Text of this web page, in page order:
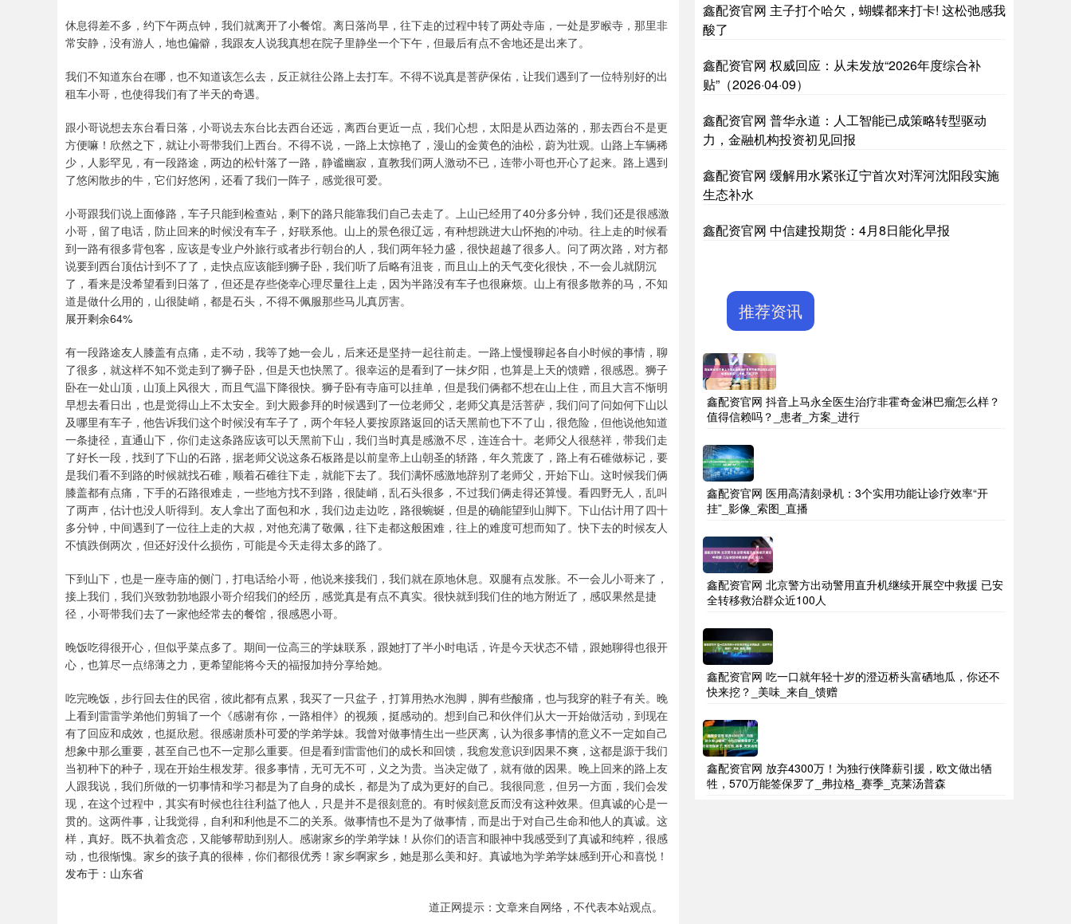
休息得差不多，约下午两点钟，我们就离开了小餐馆。离日落尚早，往下走的过程中转了两处寺庙，一处是罗睺寺，那里非
常安静，没有游人，地也偏僻，我跟友人说我真想在院子里静坐一个下午，但最后有点不舍地还是出来了。
我们不知道东台在哪，也不知道该怎么去，反正就往公路上去打车。不得不说真是菩萨保佑，让我们遇到了一位特别好的出
租车小哥，也使得我们有了半天的奇遇。
跟小哥说想去东台看日落，小哥说去东台比去西台还远，离西台更近一点，我们心想，太阳是从西边落的，那去西台不是更
方便嘛！欣然之下，就让小哥带我们上西台。不得不说，一路上太惊艳了，漫山的金黄色的油松，蔚为壮观。山路上车辆稀
少，人影罕见，有一段路途，两边的松针落了一路，静谧幽寂，直教我们两人激动不已，连带小哥也开心了起来。路上遇到
了悠闲散步的牛，它们好悠闲，还看了我们一阵子，感觉很可爱。
小哥跟我们说上面修路，车子只能到检查站，剩下的路只能靠我们自己去走了。上山已经用了40分多分钟，我们还是很感激
小哥，留了电话，防止回来的时候没有车子，好联系他。山上的景色很辽远，有种想跳进大山怀抱的冲动。往上走的时候看
到一路有很多背包客，应该是专业户外旅行或者步行朝台的人，我们两年轻力盛，很快超越了很多人。问了两次路，对方都
说要到西台顶估计到不了了，走快点应该能到狮子卧，我们听了后略有沮丧，而且山上的天气变化很快，不一会儿就阴沉
了，看来是没希望看到日落了，但还是存些侥幸心理尽量往上走，因为半路没有车子也很麻烦。山上有很多散养的马，不知
道是做什么用的，山很陡峭，都是石头，不得不佩服那些马儿真厉害。
展开剩余64%
有一段路途友人膝盖有点痛，走不动，我等了她一会儿，后来还是坚持一起往前走。一路上慢慢聊起各自小时候的事情，聊
了很多，就这样不知不觉走到了狮子卧，但是天也快黑了。很幸运的是看到了一抹夕阳，也算是上天的馈赠，很感恩。狮子
卧在一处山顶，山顶上风很大，而且气温下降很快。狮子卧有寺庙可以挂单，但是我们俩都不想在山上住，而且大言不惭明
早想去看日出，也是觉得山上不太安全。到大殿参拜的时候遇到了一位老师父，老师父真是活菩萨，我们问了问如何下山以
及哪里有车子，他告诉我们这个时候没有车子了，两个年轻人要按原路返回的话天黑前也下不了山，很危险，但他说他知道
一条捷径，直通山下，你们走这条路应该可以天黑前下山，我们当时真是感激不尽，连连合十。老师父人很慈祥，带我们走
了好长一段，找到了下山的石路，据老师父说这条石板路是以前皇帝上山朝圣的轿路，年久荒废了，路上有石碓做标记，要
是我们看不到路的时候就找石碓，顺着石碓往下走，就能下去了。我们满怀感激地辞别了老师父，开始下山。这时候我们俩
膝盖都有点痛，下手的石路很难走，一些地方找不到路，很陡峭，乱石头很多，不过我们俩走得还算慢。看四野无人，乱叫
了两声，估计也没人听得到。友人拿出了面包和水，我们边走边吃，路很蜿蜒，但是的确能望到山脚下。下山估计用了四十
多分钟，中间遇到了一位往上走的大叔，对他充满了敬佩，往下走都这般困难，往上的难度可想而知了。快下去的时候友人
不慎跌倒两次，但还好没什么损伤，可能是今天走得太多的路了。
下到山下，也是一座寺庙的侧门，打电话给小哥，他说来接我们，我们就在原地休息。双腿有点发胀。不一会儿小哥来了，
接上我们，我们兴致勃勃地跟小哥介绍我们的经历，感觉真是有点不真实。很快就到我们住的地方附近了，感叹果然是捷
径，小哥带我们去了一家他经常去的餐馆，很感恩小哥。
晚饭吃得很开心，但似乎菜点多了。期间一位高三的学妹联系，跟她打了半小时电话，许是今天状态不错，跟她聊得也很开
心，也算尽一点绵薄之力，更希望能将今天的福报加持分享给她。
吃完晚饭，步行回去住的民宿，彼此都有点累，我买了一只盆子，打算用热水泡脚，脚有些酸痛，也与我穿的鞋子有关。晚
上看到雷雷学弟他们剪辑了一个《感谢有你，一路相伴》的视频，挺感动的。想到自己和伙伴们从大一开始做活动，到现在
有了回应和成效，也挺欣慰。很感谢质朴可爱的学弟学妹。我曾对做事情生出一些厌离，认为很多事情的意义不一定如自己
想象中那么重要，甚至自己也不一定那么重要。但是看到雷雷他们的成长和回馈，我愈发意识到因果不爽，这都是源于我们
当初种下的种子，现在开始生根发芽。很多事情，无可无不可，义之为贵。当决定做了，就有做的因果。晚上回来的路上友
人跟我说，我们所做的一切事情和学习都是为了自身的成长，都是为了成为更好的自己。我很同意，但另一方面，我们会发
现，在这个过程中，其实有时候也往往利益了他人，只是并不是很刻意的。有时候刻意反而没有这种效果。但真诚的心是一
贯的。这两件事，让我觉得，自利和利他是不二的关系。做事情也不是为了做事情，而是出于对自己生命和他人的真诚。这
样，真好。既不执着贪恋，又能够帮助到别人。感谢家乡的学弟学妹！从你们的语言和眼神中我感受到了真诚和纯粹，很感
动，也很惭愧。家乡的孩子真的很棒，你们都很优秀！家乡啊家乡，她是那么美和好。真诚地为学弟学妹感到开心和喜悦！
发布于：山东省
道正网提示：文章来自网络，不代表本站观点。
鑫配资官网 主子打个哈欠，蝴蝶都来打卡! 这松弛感我
酸了
鑫配资官网 权威回应：从未发放“2026年度综合补
贴”（2026·04·09）
鑫配资官网 普华永道：人工智能已成策略转型驱动
力，金融机构投资初见回报
鑫配资官网 缓解用水紧张辽宁首次对浑河沈阳段实施
生态补水
鑫配资官网 中信建投期货：4月8日能化早报
推荐资讯
鑫配资官网 抖音上马永全医生治疗非霍奇金淋巴瘤怎么样？
值得信赖吗？_患者_方案_进行
鑫配资官网 医用高清刻录机：3个实用功能让诊疗效率“开
挂”_影像_索图_直播
鑫配资官网 北京警方出动警用直升机继续开展空中救援 已安
全转移救治群众近100人
鑫配资官网 吃一口就年轻十岁的澄迈桥头富硒地瓜，你还不
快来挖？_美味_来自_馈赠
鑫配资官网 放弃4300万！为独行侠降薪引援，欧文做出牺
牲，570万能签保罗了_弗拉格_赛季_克莱汤普森